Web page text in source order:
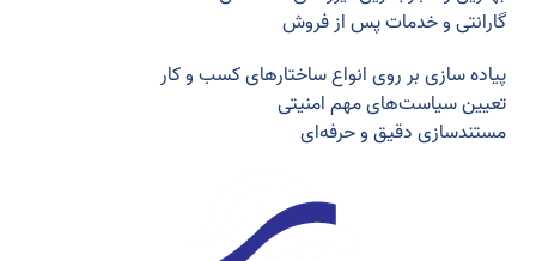
گارانتی و خدمات پس از فروش
پیاده سازی بر روی انواع ساختارهای کسب و کار
تعیین سیاست‌های مهم امنیتی
مستندسازی دقیق و حرفه‌ای